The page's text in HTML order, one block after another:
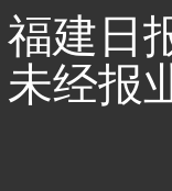
福建日
未经报